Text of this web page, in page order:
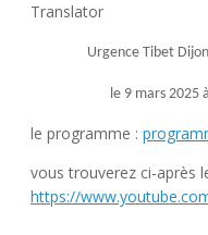
Translator
Urgence Tibet
le 9 mars 2025
le programme :
vous trouverez ci-après
https://